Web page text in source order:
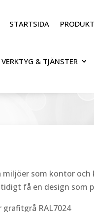
STARTSIDA
VERKTYG & TJÄNSTER
miljöer som kontor
få en design som
grafitgrå RAL7024